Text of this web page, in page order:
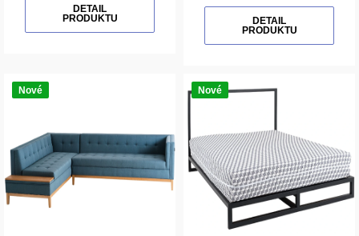
DETAIL
PRODUKTU
DETAIL
PRODUKTU
Nové Nové